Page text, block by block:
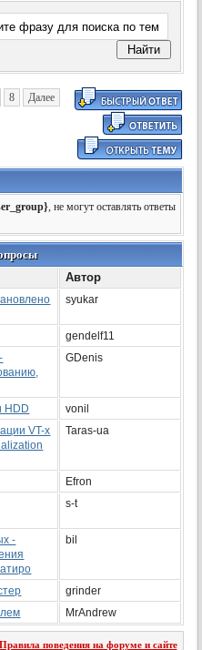
8 Далее
, не могут оставлять ответы
Автор
syukar
gendelf11
GDenis
HDD
vonil
VT-x
Taras-ua
Efron
s-t
-
bil
grinder
MrAndrew
Правила поведения на форуме и сайте